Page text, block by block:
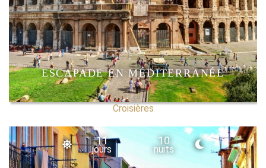
ESCAPADE EN MÉDITERRANÉE
Croisières
11
jours
10
nuits